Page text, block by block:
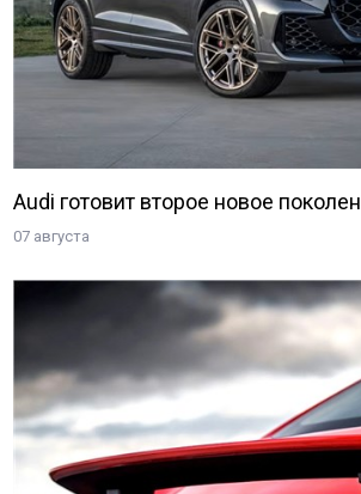
Audi готовит второе новое
07 августа